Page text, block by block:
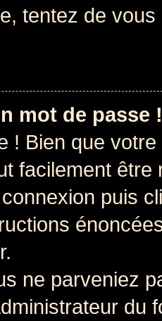
tentez de
mot de passe !
! Bien que
facilement
puis
ne parveniez
du